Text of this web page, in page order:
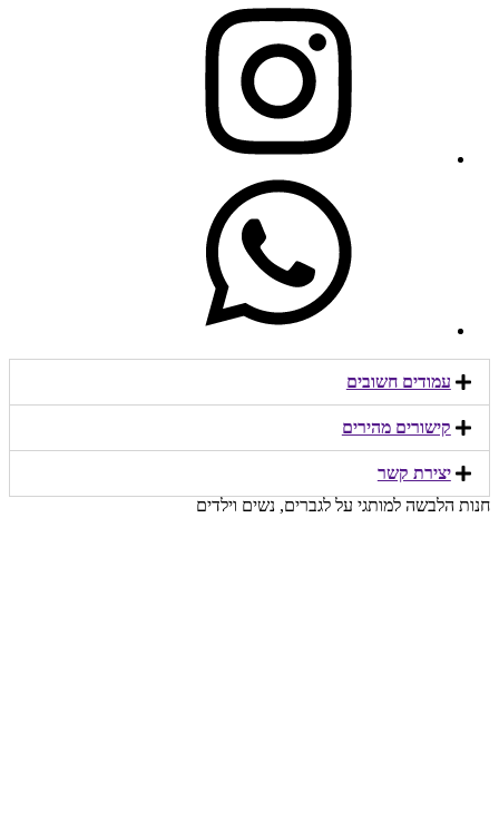
עמודים חשובים
קישורים מהירים​
יצירת קשר​
חנות הלבשה למותגי על לגברים, נשים וילדים